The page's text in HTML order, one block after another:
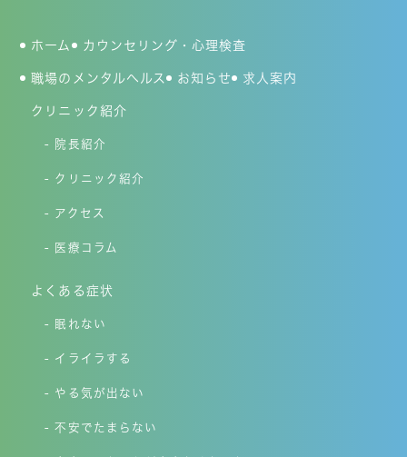
ホーム カウンセリング・心理検査
職場のメンタルヘルス お知らせ 求人案内
クリニック紹介
院長紹介
クリニック紹介
アクセス
医療コラム
よくある症状
眠れない
イライラする
やる気が出ない
不安でたまらない